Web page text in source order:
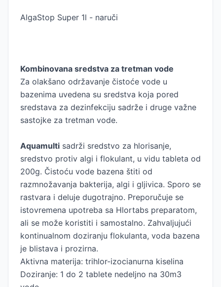
AlgaStop Super 1l - naruči
Kombinovana sredstva za tretman vode
Za olakšano održavanje čistoće vode u
bazenima uvedena su sredstva koja pored
sredstava za dezinfekciju sadrže i druge važne
sastojke za tretman vode.
Aquamulti sadrži sredstvo za hlorisanje,
sredstvo protiv algi i flokulant, u vidu tableta od
200g. Čistoću vode bazena štiti od
razmnožavanja bakterija, algi i gljivica. Sporo se
rastvara i deluje dugotrajno. Preporučuje se
istovremena upotreba sa Hlortabs preparatom,
ali se može koristiti i samostalno. Zahvaljujući
kontinualnom doziranju flokulanta, voda bazena
je blistava i prozirna.
Aktivna materija: trihlor-izocianurna kiselina
Doziranje: 1 do 2 tablete nedeljno na 30m3